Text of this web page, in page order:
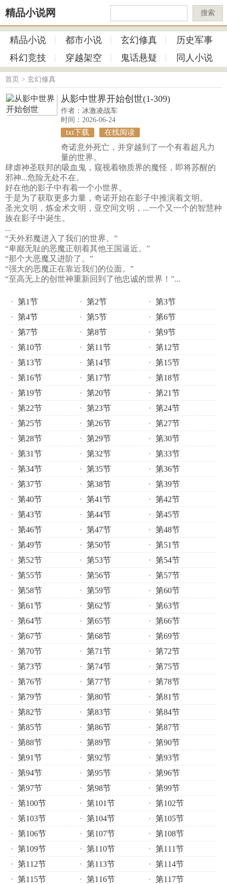
精品小说网 搜索
精品小说 都市小说 玄幻修真
历史军事
科幻竞技
穿越架空 鬼话悬疑 同人小说
首页 > 玄幻修真
从影中世界开始创世(1-309)
作者： 冰激凌战车
时间：2026-06-24
txt下载 在线阅读
奇诺意外死亡，并穿越到了一个有着超凡力
量的世界。
肆虐神圣联邦的吸血鬼，窥视着物质界的魔怪，即将苏醒的
邪神...危险无处不在。
好在他的影子中有着一个小世界。
于是为了获取更多力量，奇诺开始在影子中推演着文明。
圣光文明，炼金术文明，亚空间文明，...一个又一个的智慧种
族在影子中诞生。
...
“天外邪魔进入了我们的世界。”
“卑鄙无耻的恶魔正朝着其他王国逼近。”
“那个大恶魔又进阶了。”
“强大的恶魔正在靠近我们的位面。”
“至高无上的创世神重新回到了他忠诚的世界！”...
第1节 第2节
第3节
第4节
第5节
第6节
第7节
第8节
第9节
第10节
第11节
第12节
第13节
第14节
第15节
第16节
第17节
第18节
第19节
第20节
第21节
第22节
第23节
第24节
第25节
第26节
第27节
第28节
第29节
第30节
第31节
第32节
第33节
第34节
第35节
第36节
第37节
第38节
第39节
第40节
第41节
第42节
第43节
第44节
第45节
第46节
第47节
第48节
第49节
第50节
第51节
第52节
第53节
第54节
第55节
第56节
第57节
第58节
第59节
第60节
第61节
第62节
第63节
第64节
第65节
第66节
第67节
第68节
第69节
第70节
第71节
第72节
第73节
第74节
第75节
第76节
第77节
第78节
第79节
第80节
第81节
第82节
第83节
第84节
第85节
第86节
第87节
第88节
第89节
第90节
第91节
第92节
第93节
第94节
第95节
第96节
第97节
第98节
第99节
第100节
第101节
第102节
第103节
第104节
第105节
第106节
第107节
第108节
第109节
第110节
第111节
第112节
第113节
第114节
第115节
第116节
第117节